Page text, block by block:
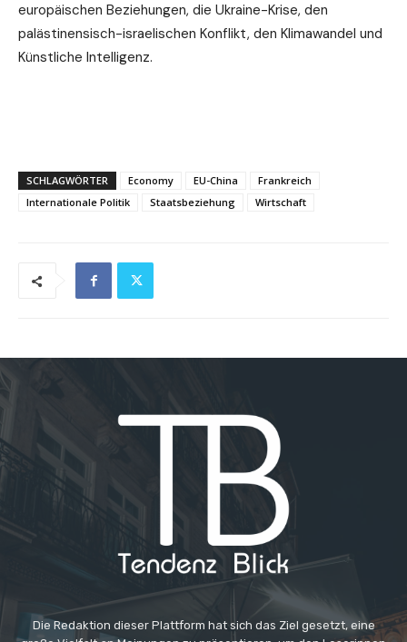
europäischen Beziehungen, die Ukraine-Krise, den
palästinensisch-israelischen Konflikt, den Klimawandel und
Künstliche Intelligenz.
SCHLAGWÖRTER Economy EU-China
Frankreich
Internationale Politik
Staatsbeziehung Wirtschaft
Die Redaktion dieser Plattform hat sich das Ziel gesetzt, eine